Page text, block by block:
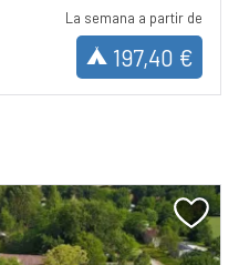
La semana a partir de
197,40 €